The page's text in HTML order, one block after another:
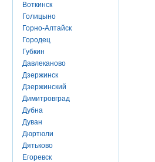
Воткинск
Голицыно
Горно-Алтайск
Городец
Губкин
Давлеканово
Дзержинск
Дзержинский
Димитровград
Дубна
Дуван
Дюртюли
Дятьково
Егоревск